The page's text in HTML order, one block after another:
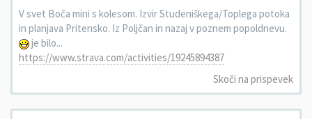
V svet Boča mini s kolesom. Izvir Studeniškega/Toplega potoka
in planjava Pritensko. Iz Poljčan in nazaj v poznem popoldnevu.
je bilo...
https://www.strava.com/activities/19245894387
Skoči na prispevek